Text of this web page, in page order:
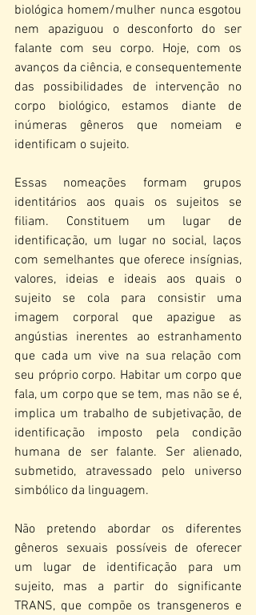
biológica homem/mulher nunca esgotou
nem apaziguou o desconforto do ser
falante com seu corpo. Hoje, com os
avanços da ciência, e consequentemente
das possibilidades de intervenção no
corpo biológico, estamos diante de
inúmeras gêneros que nomeiam e
identificam o sujeito.
Essas nomeações formam grupos
identitários aos quais os sujeitos se
filiam. Constituem um lugar de
identificação, um lugar no social, laços
com semelhantes que oferece insígnias,
valores, ideias e ideais aos quais o
sujeito se cola para consistir uma
imagem corporal que apazigue as
angústias inerentes ao estranhamento
que cada um vive na sua relação com
seu próprio corpo. Habitar um corpo que
fala, um corpo que se tem, mas não se é,
implica um trabalho de subjetivação, de
identificação imposto pela condição
humana de ser falante. Ser alienado,
submetido, atravessado pelo universo
simbólico da linguagem.
Não pretendo abordar os diferentes
gêneros sexuais possíveis de oferecer
um lugar de identificação para um
sujeito, mas a partir do significante
TRANS, que compõe os transgeneros e